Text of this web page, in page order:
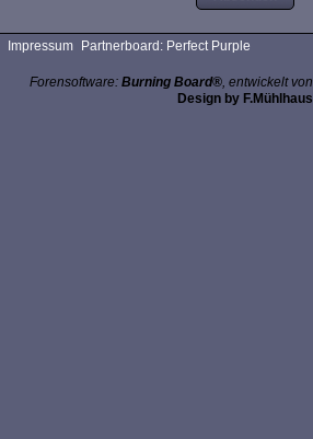
Impressum Partnerboard: Perfect Purple
Forensoftware: Burning Board®, entwickelt von